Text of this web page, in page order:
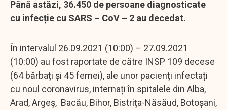
Până astăzi, 36.450 de persoane diagnosticate
cu infecție cu SARS – CoV – 2 au decedat.
În intervalul 26.09.2021 (10:00) – 27.09.2021
(10:00) au fost raportate de către INSP 109 decese
(64 bărbați și 45 femei), ale unor pacienți infectați
cu noul coronavirus, internați în spitalele din Alba,
Arad, Argeș, Bacău, Bihor, Bistrița-Năsăud, Botoșani,